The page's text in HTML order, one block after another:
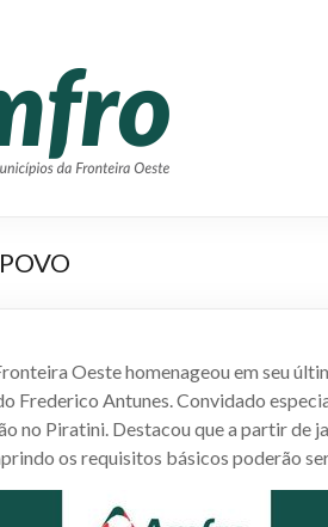
Oeste homenageou em seu
Frederico Antunes. Convidado
no Piratini. Destacou que a partir de
os requisitos básicos poderão